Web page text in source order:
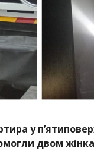
у
двом